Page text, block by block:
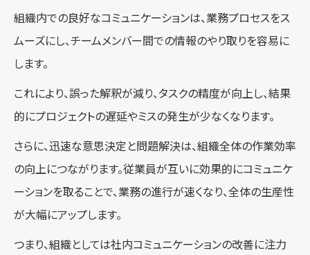
組織内での良好なコミュニケーションは、業務プロセスをス
ムーズにし、チームメンバー間での情報のやり取りを容易に
します。
これにより、誤った解釈が減り、タスクの精度が向上し、結果
的にプロジェクトの遅延やミスの発生が少なくなります。
さらに、迅速な意思決定と問題解決は、組織全体の作業効率
の向上につながります。従業員が互いに効果的にコミュニケ
ーションを取ることで、業務の進行が速くなり、全体の生産性
が大幅にアップします。
つまり、組織としては社内コミュニケーションの改善に注力